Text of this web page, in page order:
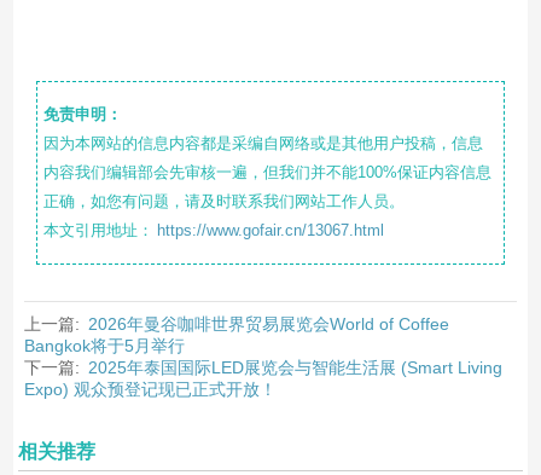
免责申明：
因为本网站的信息内容都是采编自网络或是其他用户投稿，信息
内容我们编辑部会先审核一遍，但我们并不能100%保证内容信息
正确，如您有问题，请及时联系我们网站工作人员。
本文引用地址：
https://www.gofair.cn/13067.html
上一篇: 2026年曼谷咖啡世界贸易展览会World of Coffee
Bangkok将于5月举行
下一篇: 2025年泰国国际LED展览会与智能生活展 (Smart Living
Expo) 观众预登记现已正式开放！
相关推荐